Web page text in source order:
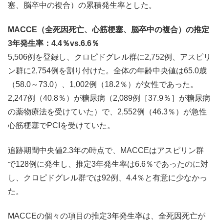
塞、脳卒中の複合）の累積発生率とした。
MACCE（全死因死亡、心筋梗塞、脳卒中の複合）の推定
3年発生率：4.4％vs.6.6％
5,506例を登録し、クロピドグレル群に2,752例、アスピリ
ン群に2,754例を割り付けた。全体の年齢中央値は65.0歳
（58.0～73.0）、1,002例（18.2％）が女性であった。
2,247例（40.8％）が糖尿病（2,089例［37.9％］が糖尿病
の薬物療法を受けていた）で、2,552例（46.3％）が急性
心筋梗塞でPCIを受けていた。
追跡期間中央値2.3年の時点で、MACCEはアスピリン群
で128例に発生し、推定3年発生率は6.6％であったのに対
し、クロピドグレル群では92例、4.4％と有意に少なかっ
た。
MACCEの個々の項目の推定3年発生率は、全死因死亡が